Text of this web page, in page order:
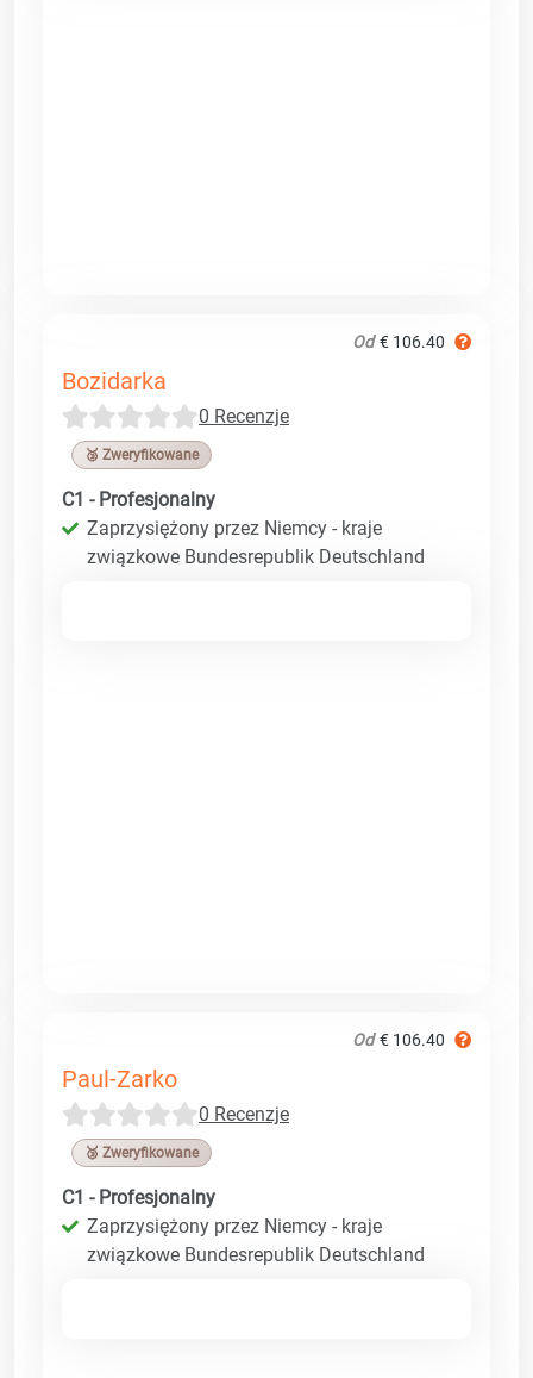
Od € 106.40
Bozidarka
0 Recenzje
🥉 Zweryfikowane
C1 - Profesjonalny
Zaprzysiężony przez Niemcy - kraje
związkowe Bundesrepublik Deutschland
Od € 106.40
Paul-Zarko
0 Recenzje
🥉 Zweryfikowane
C1 - Profesjonalny
Zaprzysiężony przez Niemcy - kraje
związkowe Bundesrepublik Deutschland